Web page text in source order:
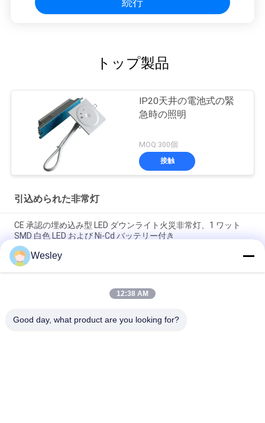
トップ製品
IP20天井の電池式の緊
急時の照明
MOQ:300個
接触
引込められた非常灯
CE 承認の埋め込み型 LED ダウンライト火災非常灯、1 ワット
SMD 白色 LED および Ni-Cd バッテリー付き
バッテリー・バックアップは緊急LEDの台所天井灯、RoHSを引
込めた
220V 充電式緊急照明灯、180分間作動、難燃性ABS筐体、壁埋
Wesley
12:38 AM
Good day, what product are you looking for?